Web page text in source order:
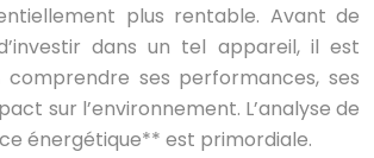
plus rentable. Avant de
dans un tel appareil, il est
ses performances, ses
sur l’environnement. L’analyse de
énergétique** est primordiale.